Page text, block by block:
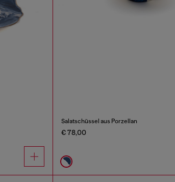
Salatschüssel aus Porzellan
€ 78,00